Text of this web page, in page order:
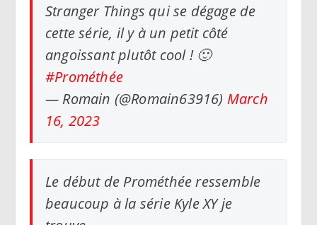
Stranger Things qui se dégage de
cette série, il y à un petit côté
angoissant plutôt cool ! 🙂
#Prométhée
— Romain (@Romain63916) March
16, 2023
Le début de Prométhée ressemble
beaucoup à la série Kyle XY je